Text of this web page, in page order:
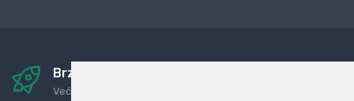
Brza i sigurna dostava
Već za nekoliko dana kod vas